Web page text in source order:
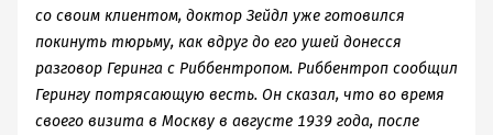
со своим клиентом, доктор Зейдл уже готовился
покинуть тюрьму, как вдруг до его ушей донесся
разговор Геринга с Риббентропом. Риббентроп сообщил
Герингу потрясающую весть. Он сказал, что во время
своего визита в Москву в августе 1939 года, после